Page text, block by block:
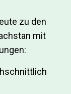
zu den
mit